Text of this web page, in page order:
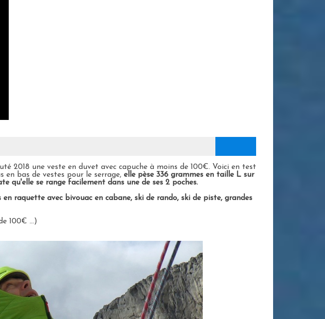
2018 une veste en duvet avec capuche à moins de 100€. Voici en test
en bas de vestes pour le serrage, elle pèse 336 grammes en taille L sur
qu'elle se range facilement dans une de ses 2 poches.
raquette avec bivouac en cabane, ski de rando, ski de piste, grandes
100€ ...)